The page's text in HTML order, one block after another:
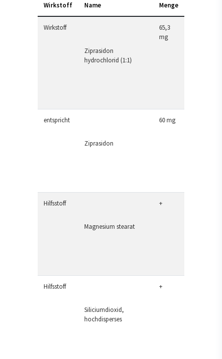
Wirkstoff Name Menge
Wirkstoff
Ziprasidon
hydrochlorid (1:1)
65,3
mg
entspricht
Ziprasidon
60 mg
Hilfsstoff
Magnesium stearat
+
Hilfsstoff
Siliciumdioxid,
hochdisperses
+